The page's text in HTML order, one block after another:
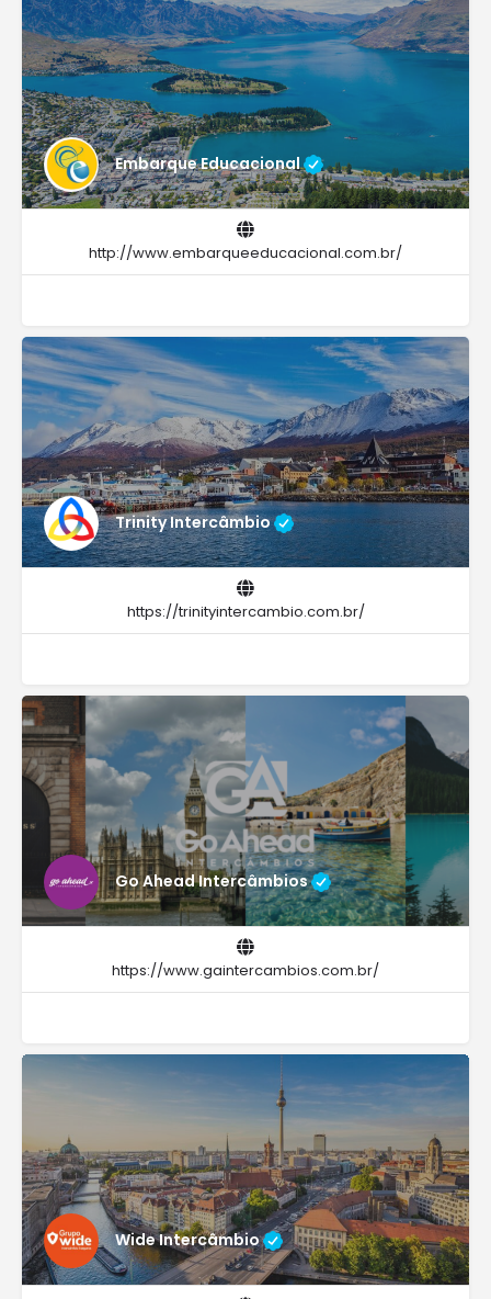
Embarque Educacional
http://www.embarqueeducacional.com.br/
Trinity Intercâmbio
https://trinityintercambio.com.br/
Go Ahead Intercâmbios
https://www.gaintercambios.com.br/
Wide Intercâmbio